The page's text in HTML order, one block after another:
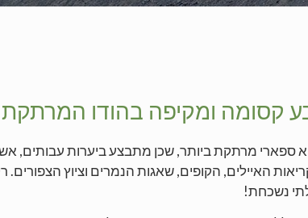
קסומה ומקיפה בהודו המרתקת
ספארי מרתקת ביותר, שכן מתבצע ביערות עבותים,
האיילים, הקופים, שאגות הנמרים וציוץ הצפורים.
נשכחת!